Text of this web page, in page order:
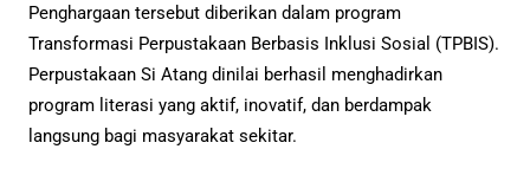
Penghargaan tersebut diberikan dalam program
Transformasi Perpustakaan Berbasis Inklusi Sosial (TPBIS).
Perpustakaan Si Atang dinilai berhasil menghadirkan
program literasi yang aktif, inovatif, dan berdampak
langsung bagi masyarakat sekitar.